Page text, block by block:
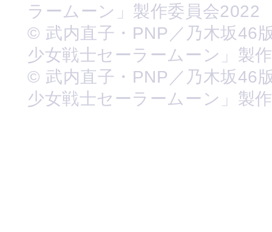
ラームーン」製作委員会2022
© 武内直子・PNP／乃木坂46
少女戦士セーラームーン」製
© 武内直子・PNP／乃木坂46
少女戦士セーラームーン」製